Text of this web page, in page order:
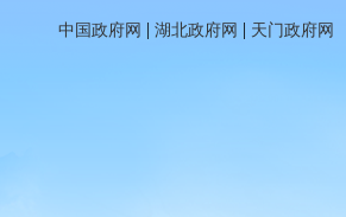
中国政府网 | 湖北政府网 | 天门政府网